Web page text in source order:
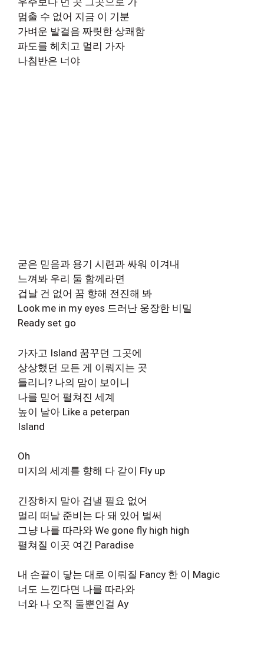
멈출 수 없어 지금 이 기분
가벼운 발걸음 짜릿한 상쾌함
파도를 헤치고 멀리 가자
나침반은 너야
굳은 믿음과 용기 시련과 싸워 이겨내
느껴봐 우리 둘 함께라면
겁날 건 없어 꿈 향해 전진해 봐
Look me in my eyes 드러난 웅장한 비밀
Ready set go
가자고 Island 꿈꾸던 그곳에
상상했던 모든 게 이뤄지는 곳
들리니? 나의 맘이 보이니
나를 믿어 펼쳐진 세계
높이 날아 Like a peterpan
Island
Oh
미지의 세계를 향해 다 같이 Fly up
긴장하지 말아 겁낼 필요 없어
멀리 떠날 준비는 다 돼 있어 벌써
그냥 나를 따라와 We gone fly high high
펼쳐질 이곳 여긴 Paradise
내 손끝이 닿는 대로 이뤄질 Fancy 한 이 Magic
너도 느낀다면 나를 따라와
너와 나 오직 둘뿐인걸 Ay